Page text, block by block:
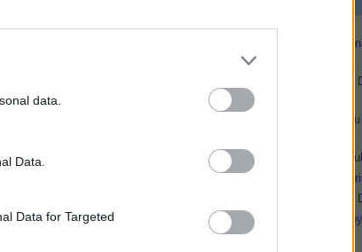
data.
Data.
Data for Targeted
filmů. Za
filmů, na které
kromě těch
vodě, které
český film
Primy silného a
velkému zásahu
Skylink spustil nový Test
Prima sport
Oneplay zařadí Prima sport.
zápas Sparty proti Lyonu
Prima sport odvysílá i
Operátor Du převzal další
Antik TV potvrdil zařazení
Televisa Networks přešla na
Niké liga opět komplet na
zápasy na TV Dajto